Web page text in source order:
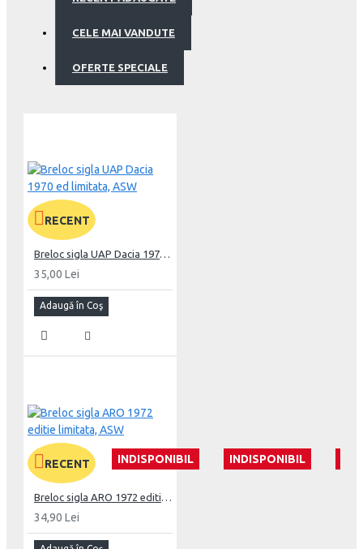
CELE MAI VANDUTE
OFERTE SPECIALE
RECENT
35,00 Lei
Adaugă în Coş
RECENT INDISPONIBIL INDISPONIBIL
34,90 Lei